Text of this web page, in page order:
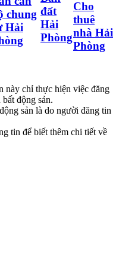
chung
Hải
đất
Hải
Phòng
Cho
thuê
nhà Hải
Phòng
này chỉ thực hiện việc đăng
động sản.
sản là do người đăng tin
tin để biết thêm chi tiết về